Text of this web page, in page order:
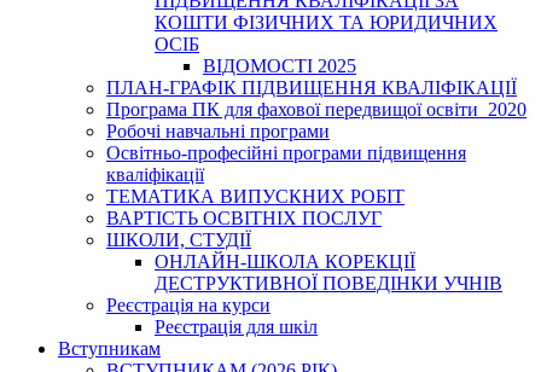
КОШТИ ФІЗИЧНИХ ТА ЮРИДИЧНИХ
ОСІБ
ВІДОМОСТІ 2025
ПЛАН-ГРАФІК ПІДВИЩЕННЯ КВАЛІФІКАЦІЇ
Програма ПК для фахової передвищої освіти_2020
Робочі навчальні програми
Освітньо-професійні програми підвищення
кваліфікації
ТЕМАТИКА ВИПУСКНИХ РОБІТ
ВАРТІСТЬ ОСВІТНІХ ПОСЛУГ
ШКОЛИ, СТУДІЇ
ОНЛАЙН-ШКОЛА КОРЕКЦІЇ
ДЕСТРУКТИВНОЇ ПОВЕДІНКИ УЧНІВ
Реєстрація на курси
Реєстрація для шкіл
Вступникам